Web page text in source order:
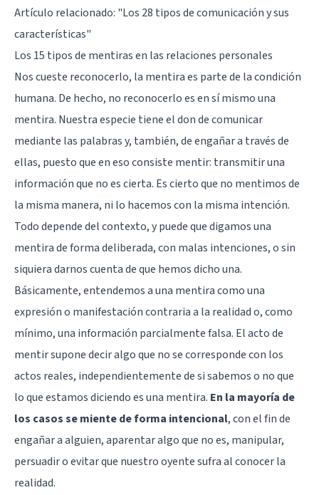
Artículo relacionado: "Los 28 tipos de comunicación y sus
características"
Los 15 tipos de mentiras en las relaciones personales
Nos cueste reconocerlo, la mentira es parte de la condición
humana. De hecho, no reconocerlo es en sí mismo una
mentira. Nuestra especie tiene el don de comunicar
mediante las palabras y, también, de engañar a través de
ellas, puesto que en eso consiste mentir: transmitir una
información que no es cierta. Es cierto que no mentimos de
la misma manera, ni lo hacemos con la misma intención.
Todo depende del contexto, y puede que digamos una
mentira de forma deliberada, con malas intenciones, o sin
siquiera darnos cuenta de que hemos dicho una.
Básicamente, entendemos a una mentira como una
expresión o manifestación contraria a la realidad o, como
mínimo, una información parcialmente falsa. El acto de
mentir supone decir algo que no se corresponde con los
actos reales, independientemente de si sabemos o no que
lo que estamos diciendo es una mentira. En la mayoría de
los casos se miente de forma intencional, con el fin de
engañar a alguien, aparentar algo que no es, manipular,
persuadir o evitar que nuestro oyente sufra al conocer la
realidad.